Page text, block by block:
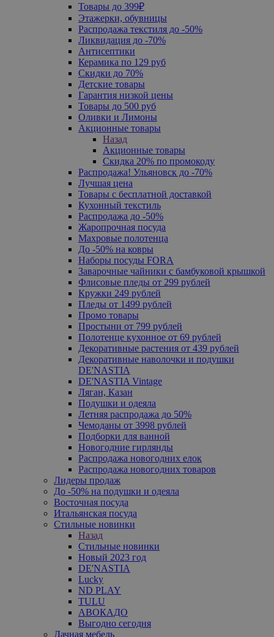
Товары до 399₽
Этажерки, обувницы
Распродажа текстиля до -50%
Ликвидация до -70%
Антисептики
Керамика по 129 руб
Скидки до 70%
Детские товары
Гарантия низкой цены
Товары до 500 руб
Оливки и Лимоны
Акционные товары
Назад
Акционные товары
Скидка 20% по промокоду
Распродажа! Ульяновск до -70%
Лучшая цена
Товары с бесплатной доставкой
Кухонный текстиль
Распродажа до -50%
Жаропрочная посуда
Махровые полотенца
До -50% на ковры
Наборы посуды FORA
Заварочные чайники с бамбуковой крышкой
Флисовые пледы от 299 рублей
Кружки 249 рублей
Пледы от 1499 рублей
Промо товары
Простыни от 799 рублей
Полотенце кухонное от 69 рублей
Декоративные растения от 439 рублей
Декоративные наволочки и подушки
DE'NASTIA
DE'NASTIA Vintage
Ляган, Казан
Подушки и одеяла
Летняя распродажа до 50%
Чемоданы от 3998 рублей
Подборки для ванной
Новогодние гирлянды
Распродажа новогодних елок
Распродажа новогодних товаров
Лидеры продаж
До -50% на подушки и одеяла
Восточная посуда
Итальянская посуда
Стильные новинки
Назад
Стильные новинки
Новый 2023 год
DE'NASTIA
Lucky
ND PLAY
TULU
АВОКАДО
Выгодно сегодня
Дачная мебель